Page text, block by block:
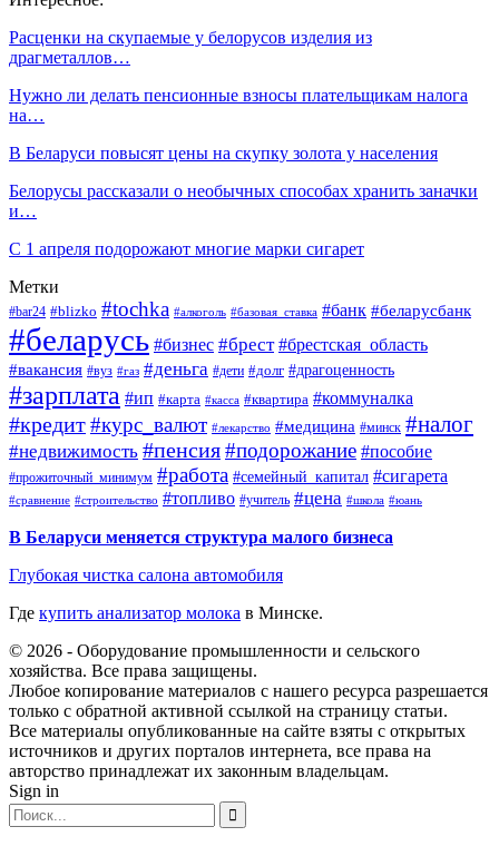
Расценки на скупаемые у белорусов изделия из
драгметаллов…
Нужно ли делать пенсионные взносы плательщикам налога
на…
В Беларуси повысят цены на скупку золота у населения
Белорусы рассказали о необычных способах хранить заначки
и…
С 1 апреля подорожают многие марки сигарет
Метки
#bar24 #blizko #tochka #алкоголь #базовая_ставка #банк #беларусбанк
#беларусь #бизнес #брест #брестская_область
#вакансия #вуз #газ #деньга #дети #долг #драгоценность
#зарплата #ип #карта #касса #квартира #коммуналка
#кредит#курс_валют #лекарство #медицина #минск #налог
#недвижимость #пенсия#подорожание #пособие
#прожиточный_минимум #работа #семейный_капитал #сигарета
#сравнение #строительство #топливо #учитель #цена #школа #юань
В Беларуси меняется структура малого бизнеса
Глубокая чистка салона автомобиля
Где купить анализатор молока в Минске.
© 2026 - Оборудование промышленности и сельского
хозяйства. Все права защищены.
Любое копирование материалов с нашего ресурса разрешается
только с обратной активной ссылкой на страницу статьи.
Все материалы опубликованные на сайте взяты с открытых
источников и других порталов интернета, все права на
авторство принадлежат их законным владельцам.
Sign in